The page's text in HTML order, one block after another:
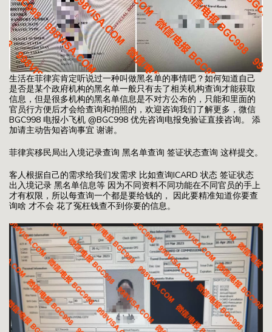
生活在菲律宾肯定听说过一种叫做黑名单的事情吧？如何知道自己
是否是某个政府机构的黑名单一般只有去了相关机构查询才能获取
信息，但是很多机构的黑名单信息是不对方公布的，只能和里面的
官员行方便后才会给查询和拍照的，欢迎咨询我们了解更多，微信
BGC998 电报小飞机 @BGC998 优先咨询电报免验证直接咨询。 添
加请主动告知咨询事宜 谢谢。
菲律宾移民局出入境记录查询 黑名单查询 签证状态查询 这样提交。
客人根据自己的需求给我们发需求 比如查询ICARD 状态 签证状态
出入境记录 黑名单信息等 因为不同资料不同功能在不同官员的手上
才有权限，所以每查询一个都是要给钱的， 因此要精准知道你要查
询啥 才不会 花了冤枉钱查不到你要的信息。